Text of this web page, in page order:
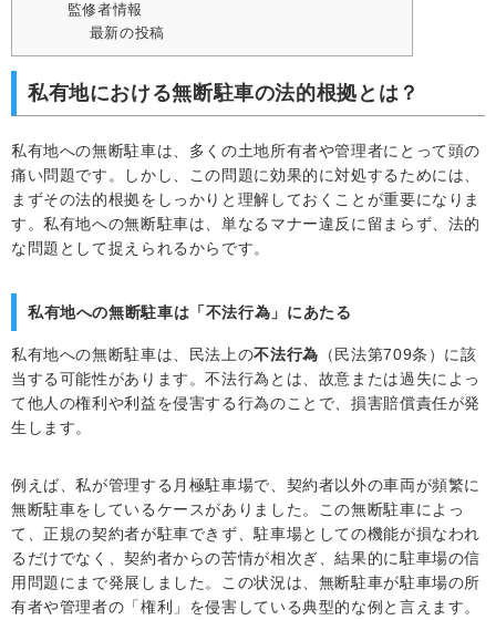
監修者情報
最新の投稿
私有地における無断駐車の法的根拠とは？
私有地への無断駐車は、多くの土地所有者や管理者にとって頭の
痛い問題です。しかし、この問題に効果的に対処するためには、
まずその法的根拠をしっかりと理解しておくことが重要になりま
す。私有地への無断駐車は、単なるマナー違反に留まらず、法的
な問題として捉えられるからです。
私有地への無断駐車は「不法行為」にあたる
私有地への無断駐車は、民法上の不法行為 （民法第709条）に該
当する可能性があります。不法行為とは、故意または過失によっ
て他人の権利や利益を侵害する行為のことで、損害賠償責任が発
生します。
例えば、私が管理する月極駐車場で、契約者以外の車両が頻繁に
無断駐車をしているケースがありました。この無断駐車によっ
て、正規の契約者が駐車できず、駐車場としての機能が損なわれ
るだけでなく、契約者からの苦情が相次ぎ、結果的に駐車場の信
用問題にまで発展しました。この状況は、無断駐車が駐車場の所
有者や管理者の「権利」を侵害している典型的な例と言えます。